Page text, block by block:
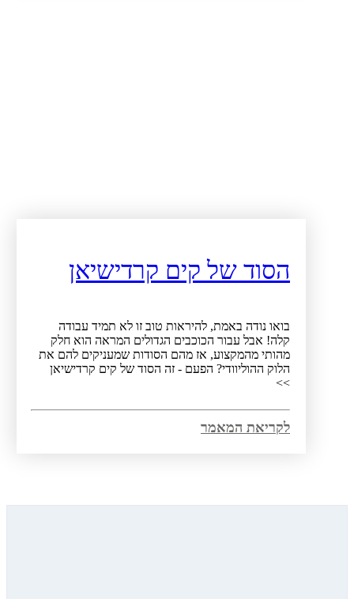
הסוד של קים קרדישיאן
בואו נודה באמת, להיראות טוב זו לא תמיד עבודה
קלה! אבל עבור הכוכבים הגדולים המראה הוא חלק
מהותי מהמקצוע, אז מהם הסודות שמעניקים להם את
הלוק ההוליוודי? הפעם - זה הסוד של קים קרדישיאן
לקריאת המאמר